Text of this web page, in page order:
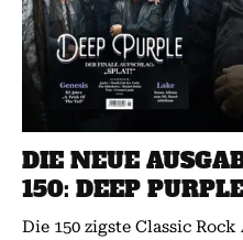
DIE NEUE
150: DEEP
Die 150 zigste Classic